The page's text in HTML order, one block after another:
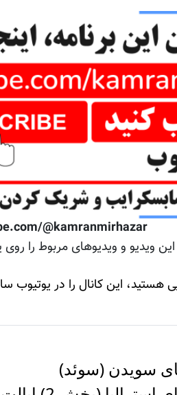
@kamranmirhazar
این ویدیو و ویدیوهای مربوط را روی
هستید، این کانال را در
سویدن (سوئد)